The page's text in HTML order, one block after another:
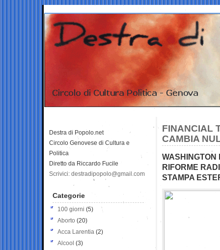
FINANCIAL
CAMBIA
WASHINGTON
RIFORME
STAMPA
Destra di Popolo.net
Circolo Genovese di Cultura e
Politica
Diretto da Riccardo Fucile
Scrivici: destradipopolo@gmail.com
Categorie
100 giorni (5)
Aborto (20)
Acca Larentia (2)
Alcool (3)